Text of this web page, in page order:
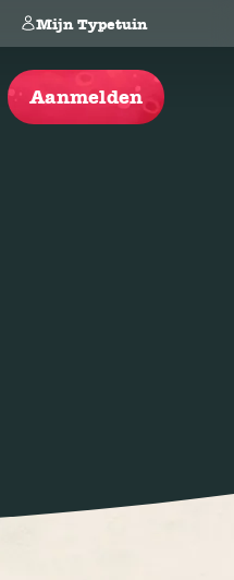
Mijn Typetuin
Aanmelden